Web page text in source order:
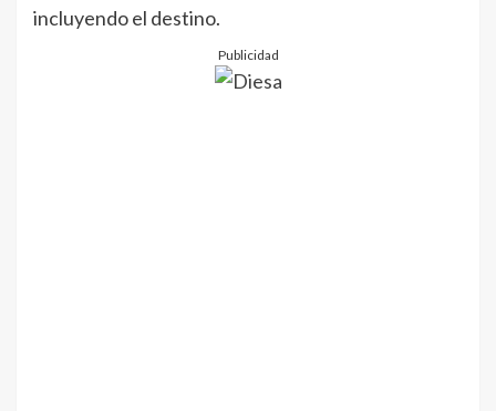
incluyendo el destino.
Publicidad